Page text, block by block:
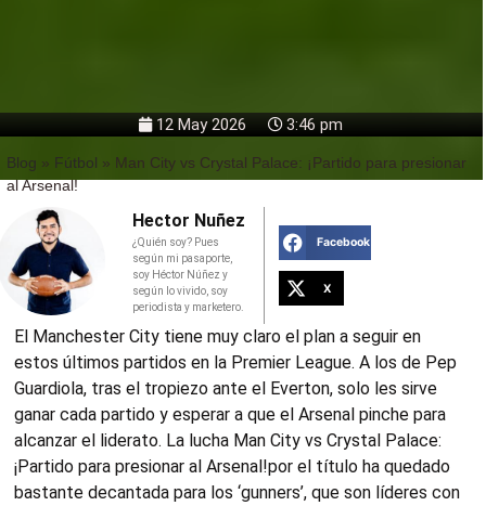
12 May 2026 3:46 pm
Blog » Fútbol » Man City vs Crystal Palace: ¡Partido para presionar
al Arsenal!
Hector Nuñez
¿Quién soy? Pues
según mi pasaporte,
soy Héctor Núñez y
según lo vivido, soy
periodista y marketero.
Facebook
X
El Manchester City tiene muy claro el plan a seguir en
estos últimos partidos en la Premier League. A los de Pep
Guardiola, tras el tropiezo ante el Everton, solo les sirve
ganar cada partido y esperar a que el Arsenal pinche para
alcanzar el liderato. La lucha Man City vs Crystal Palace:
¡Partido para presionar al Arsenal!por el título ha quedado
bastante decantada para los ‘gunners’, que son líderes con